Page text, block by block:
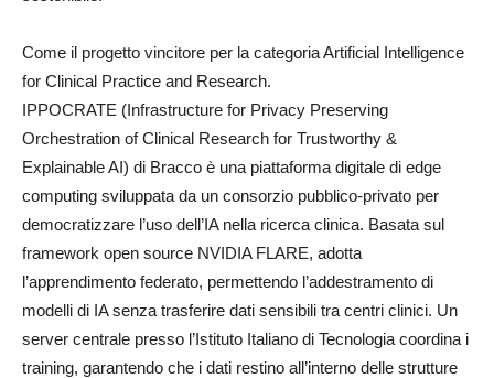
Come il progetto vincitore per la categoria Artificial Intelligence
for Clinical Practice and Research.
IPPOCRATE (Infrastructure for Privacy Preserving
Orchestration of Clinical Research for Trustworthy &
Explainable AI) di Bracco è una piattaforma digitale di edge
computing sviluppata da un consorzio pubblico-privato per
democratizzare l’uso dell’IA nella ricerca clinica. Basata sul
framework open source NVIDIA FLARE, adotta
l’apprendimento federato, permettendo l’addestramento di
modelli di IA senza trasferire dati sensibili tra centri clinici. Un
server centrale presso l’Istituto Italiano di Tecnologia coordina i
training, garantendo che i dati restino all’interno delle strutture